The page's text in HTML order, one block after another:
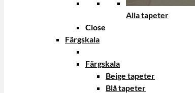
Alla tapeter
Close
Färgskala
Färgskala
Beige tapeter
Blå tapeter